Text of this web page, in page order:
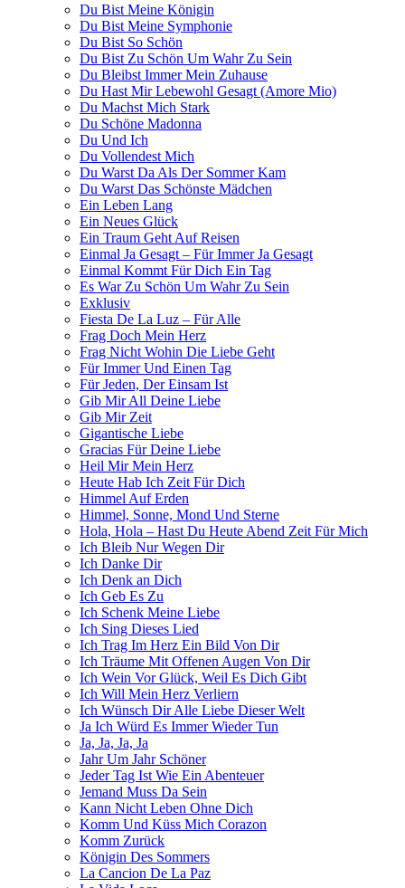
Du Bist Meine Königin
Du Bist Meine Symphonie
Du Bist So Schön
Du Bist Zu Schön Um Wahr Zu Sein
Du Bleibst Immer Mein Zuhause
Du Hast Mir Lebewohl Gesagt (Amore Mio)
Du Machst Mich Stark
Du Schöne Madonna
Du Und Ich
Du Vollendest Mich
Du Warst Da Als Der Sommer Kam
Du Warst Das Schönste Mädchen
Ein Leben Lang
Ein Neues Glück
Ein Traum Geht Auf Reisen
Einmal Ja Gesagt – Für Immer Ja Gesagt
Einmal Kommt Für Dich Ein Tag
Es War Zu Schön Um Wahr Zu Sein
Exklusiv
Fiesta De La Luz – Für Alle
Frag Doch Mein Herz
Frag Nicht Wohin Die Liebe Geht
Für Immer Und Einen Tag
Für Jeden, Der Einsam Ist
Gib Mir All Deine Liebe
Gib Mir Zeit
Gigantische Liebe
Gracias Für Deine Liebe
Heil Mir Mein Herz
Heute Hab Ich Zeit Für Dich
Himmel Auf Erden
Himmel, Sonne, Mond Und Sterne
Hola, Hola – Hast Du Heute Abend Zeit Für Mich
Ich Bleib Nur Wegen Dir
Ich Danke Dir
Ich Denk an Dich
Ich Geb Es Zu
Ich Schenk Meine Liebe
Ich Sing Dieses Lied
Ich Trag Im Herz Ein Bild Von Dir
Ich Träume Mit Offenen Augen Von Dir
Ich Wein Vor Glück, Weil Es Dich Gibt
Ich Will Mein Herz Verliern
Ich Wünsch Dir Alle Liebe Dieser Welt
Ja Ich Würd Es Immer Wieder Tun
Ja, Ja, Ja, Ja
Jahr Um Jahr Schöner
Jeder Tag Ist Wie Ein Abenteuer
Jemand Muss Da Sein
Kann Nicht Leben Ohne Dich
Komm Und Küss Mich Corazon
Komm Zurück
Königin Des Sommers
La Cancion De La Paz